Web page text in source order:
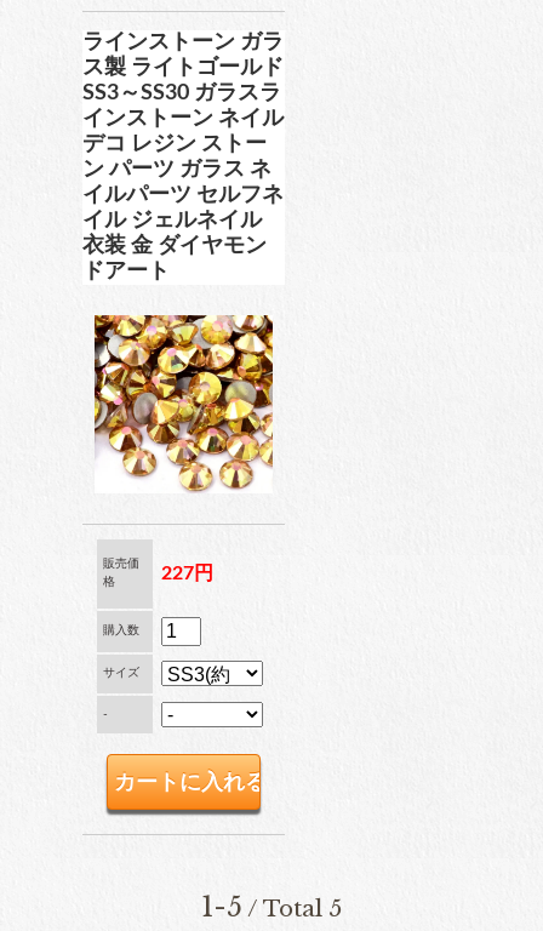
工具
便利品
ラインストーン ガラ
ス製 ライトゴールド
SS3～SS30 ガラスラ
インストーン ネイル
デコ レジン ストー
ン パーツ ガラス ネ
イルパーツ セルフネ
イル ジェルネイル
衣装 金 ダイヤモン
ドアート
販売価
格
227円
購入数
サイズ
-
1-5 / Total 5